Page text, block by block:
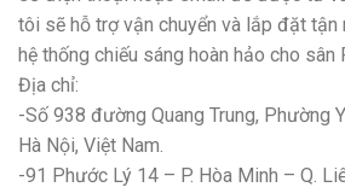
tôi sẽ hỗ trợ vận chuyển và lắp đặt
hệ thống chiếu sáng hoàn hảo cho sân
Địa chỉ:
-Số 938 đường Quang Trung, Phường
Hà Nội, Việt Nam.
-91 Phước Lý 14 – P. Hòa Minh – Q.